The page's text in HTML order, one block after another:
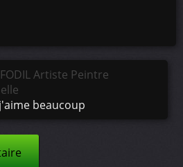
Artiste Peintre
beaucoup